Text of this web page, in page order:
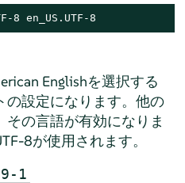
en_US.UTF-8
Englishを選択する
の設定になります。他の
の言語が有効になりま
8が使用されます。
1